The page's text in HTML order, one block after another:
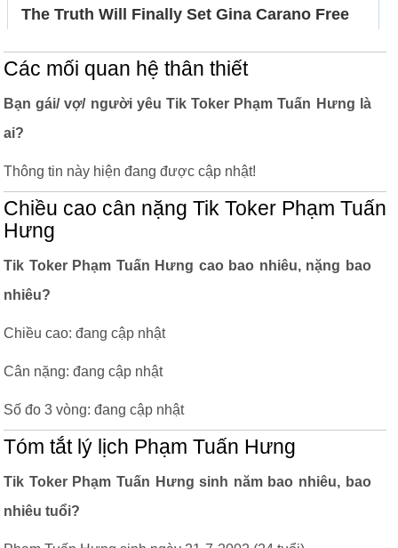
Các mối quan hệ thân thiết
Bạn gái/ vợ/ người yêu Tik Toker Phạm Tuấn Hưng là
ai?
Thông tin này hiện đang được cập nhật!
Chiều cao cân nặng Tik Toker Phạm Tuấn
Hưng
Tik Toker Phạm Tuấn Hưng cao bao nhiêu, nặng bao
nhiêu?
Chiều cao: đang cập nhật
Cân nặng: đang cập nhật
Số đo 3 vòng: đang cập nhật
Tóm tắt lý lịch Phạm Tuấn Hưng
Tik Toker Phạm Tuấn Hưng sinh năm bao nhiêu, bao
nhiêu tuổi?